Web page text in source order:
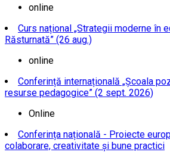
online
Curs național „Strategii moderne în
Răsturnată” (26 aug.)
online
Conferință internațională „Școala
resurse pedagogice” (2 sept. 2026)
Online
Conferința națională - Proiecte
colaborare, creativitate și bune practici